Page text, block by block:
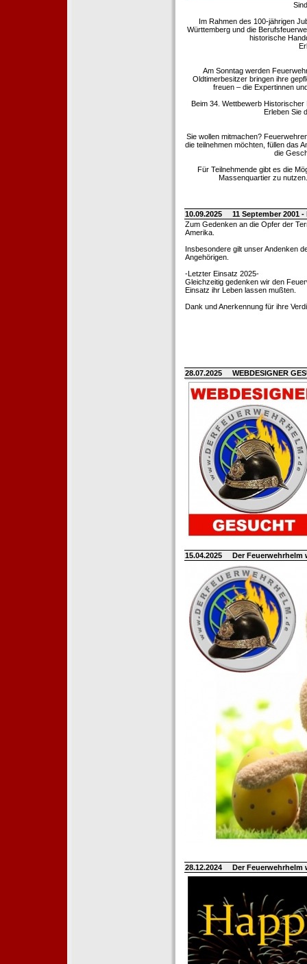
Im Rahmen des 100-jährigen
Württemberg und die
historische
Am Sonntag werden
Oldtimerbesitzer bringen ihre
freuen – die Expertinnen
Beim 34. Wettbewerb
Erleben Sie
Sie wollen mitmachen?
die teilnehmen möchten, füllen das
die
Für Teilnehmende gibt es die
Massenquartier zu
10.09.2025
11 September 2001
Zum Gedenken an die Opfer der
Amerika.
Insbesondere gilt unser Andenken
Angehörigen.
-Letzter Einsatz 2025-
Gleichzeitig gedenken wir den
Einsatz ihr Leben lassen mußten.
Dank und Anerkennung für ihre
28.07.2025 WEBDESIGNER
15.04.2025 Der
28.12.2024 Der